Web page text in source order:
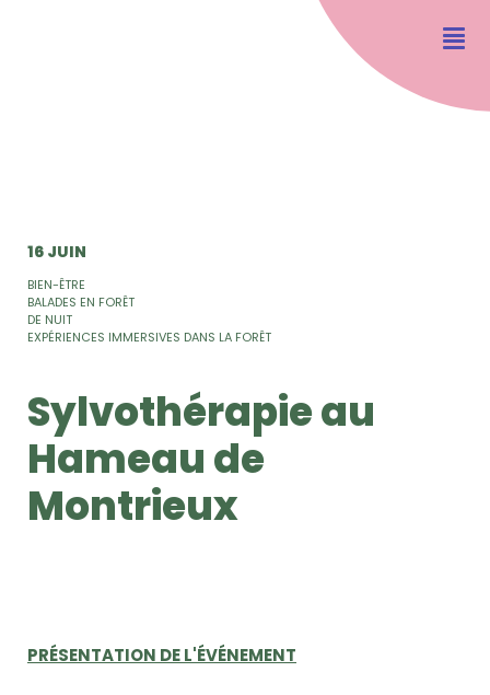
16 JUIN
BIEN-ÊTRE
BALADES EN FORÊT
DE NUIT
EXPÉRIENCES IMMERSIVES DANS LA FORÊT
Sylvothérapie au
Hameau de
Montrieux
PRÉSENTATION DE L'ÉVÉNEMENT